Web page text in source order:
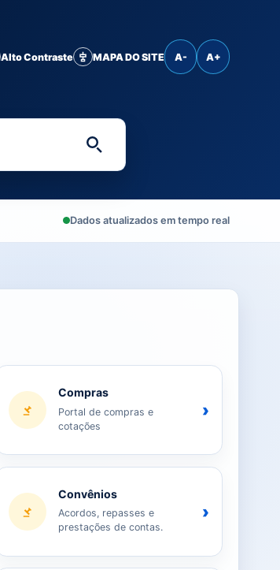
Alto Contraste MAPA DO SITE A- A+
Digite uma palavra-
Dados atualizados em tempo real
Compras
Portal de compras e
cotações
›
Convênios
Acordos, repasses e
prestações de contas.
›